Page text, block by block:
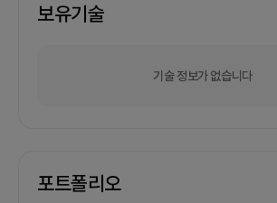
보유기술
기술 정보가 없습니다
포트폴리오